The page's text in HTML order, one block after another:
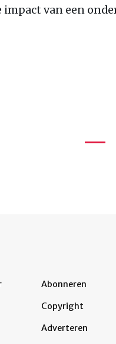
impact van een
Abonneren
Copyright
Adverteren